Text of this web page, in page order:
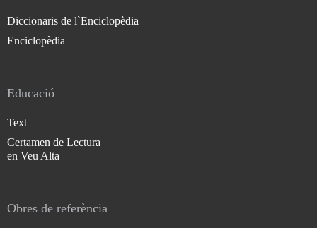
Diccionaris de l`Enciclopèdia
Enciclopèdia
Educació
Text
Certamen de Lectura
en Veu Alta
Obres de referència